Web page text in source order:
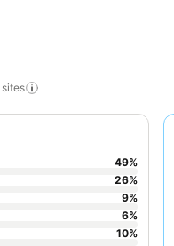
sites
49%
26%
9%
6%
10%